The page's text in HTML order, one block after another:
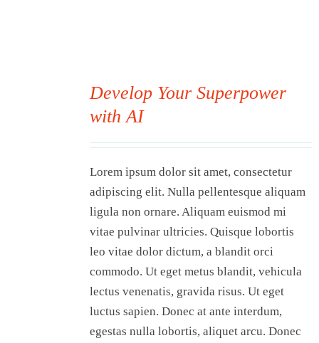
Develop Your Superpower
with AI
Lorem ipsum dolor sit amet, consectetur
adipiscing elit. Nulla pellentesque aliquam
ligula non ornare. Aliquam euismod mi
vitae pulvinar ultricies. Quisque lobortis
leo vitae dolor dictum, a blandit orci
commodo. Ut eget metus blandit, vehicula
lectus venenatis, gravida risus. Ut eget
luctus sapien. Donec at ante interdum,
egestas nulla lobortis, aliquet arcu. Donec